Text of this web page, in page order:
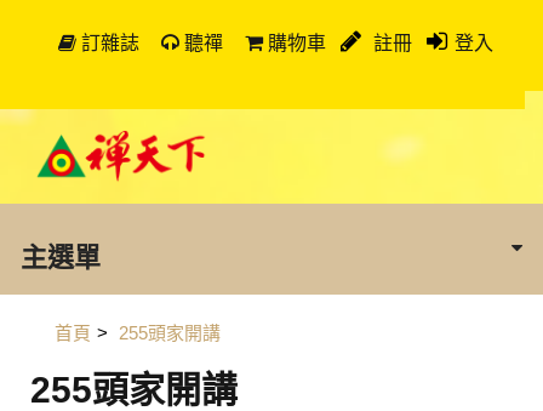
訂雜誌 聽禪 購物車 註冊 登入
主選單
首頁 > 255頭家開講
255頭家開講